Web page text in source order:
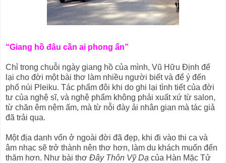
“Giang hồ đâu cần ai phong ấn”
Chỉ trong chuỗi ngày giang hồ của mình, Vũ Hữu Định để
lại cho đời một bài thơ làm nhiều người biết và để ý đến
phố núi Pleiku. Tác phẩm đôi khi do ghi lại tình tiết của đời
tư của nghệ sĩ, và nghệ phẩm không phải xuất xứ từ salon,
từ chăn êm nệm ấm, mà từ nỗi đày ải nhân gian mà tác giả
đã trải qua.
Một địa danh vốn ở ngoài đời đã đẹp, khi đi vào thi ca và
âm nhạc sẽ trở thành nên thơ hơn, làm du khách muốn đến
thăm hơn. Như bài thơ Đây Thôn Vỹ Dạ của Hàn Mặc Tử